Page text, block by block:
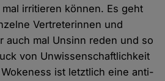
irritieren können. Es geht
Vertreterinnen und
auch mal Unsinn reden und so
von Unwissenschaftlichkeit
ist letztlich eine anti-